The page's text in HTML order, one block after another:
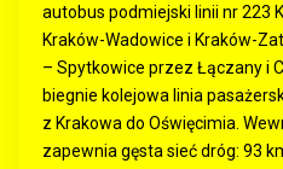
autobus podmiejski linii nr 223
Kraków-Wadowice i Kraków-
– Spytkowice przez Łączany i
biegnie kolejowa linia
z Krakowa do Oświęcimia.
zapewnia gęsta sieć dróg: 93